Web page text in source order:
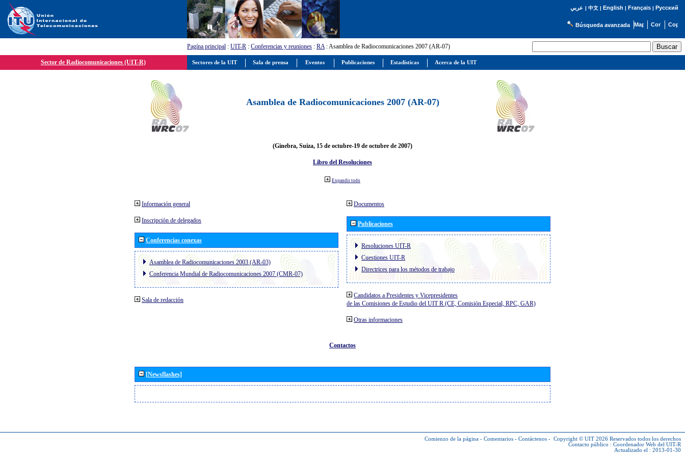
عربي | 中文| English | Français| Русский
Búsqueda avanzada
Pagína principal : UIT-R : Conferencias y reuniones : RA: Asamblea de Radiocomunicaciones 2007 (AR-07)
Sector de Radiocomunicaciones (UIT-R)
Asamblea de Radiocomunicaciones 2007 (AR-07)
(Ginebra, Suiza, 15 de octubre-19 de octubre de 2007)
Libro del Resoluciones
Expandir todo
Información general
Inscripción de delegados
Conferencias conexas
Asamblea de Radiocomunicaciones 2003 (AR-03)
Conferencia Mundial de Radiocomunicaciones 2007 (CMR-07)
Sala de redacción
Documentos
Publicaciones
Resoluciones UIT-R
Cuestiones UIT-R
Directrices para los métodos de trabajo
Candidatos a Presidentes y Vicepresidentes
de las Comisiones de Estudio del UIT R (CE, Comisión Especial, RPC, GAR)
Otras informaciones
Contactos
[Newsflashes]
Comienzo de la página - Comentarios - Contáctenos - Copyright © UIT 2026 Reservados todos los derechos
Contacto público : Coordenador Web del UIT-R
Actualizado el : 2013-01-30
Sectores de la UIT Sala de prensa Eventos Publicaciones Estadísticas Acerca de la UIT